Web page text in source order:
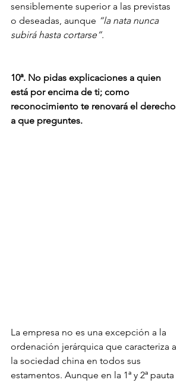
sensiblemente superior a las previstas
o deseadas, aunque “la nata nunca
subirá hasta cortarse”.
10ª. No pidas explicaciones a quien
está por encima de ti; como
reconocimiento te renovará el derecho
a que preguntes.
La empresa no es una excepción a la
ordenación jerárquica que caracteriza a
la sociedad china en todos sus
estamentos. Aunque en la 1ª y 2ª pauta